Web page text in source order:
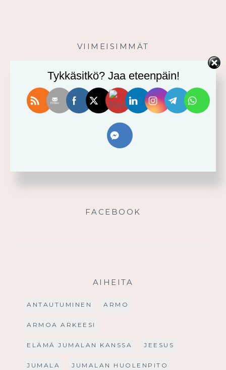
VIIMEISIMMÄT
Usko tai älä! -minikurssi ja sen videot
Vahvistu armosta!
Älä yritä omin voimin
FACEBOOK
AIHEITA
ANTAUTUMINEN ARMO
ARMOA ARKEESI
ELÄMÄ JUMALAN KANSSA JEESUS
JUMALA JUMALAN HUOLENPITO
Tykkäsitkö? Jaa eteenpäin!